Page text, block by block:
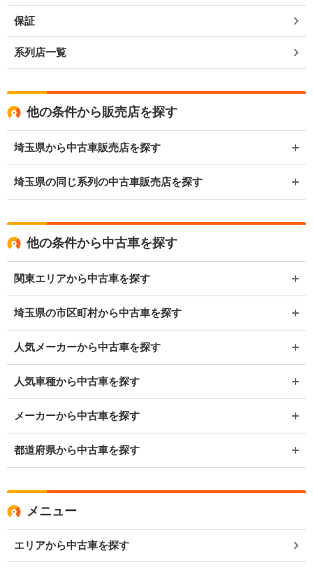
保証
系列店一覧
他の条件から販売店を探す
埼玉県から中古車販売店を探す
埼玉県の同じ系列の中古車販売店を探す
他の条件から中古車を探す
関東エリアから中古車を探す
埼玉県の市区町村から中古車を探す
人気メーカーから中古車を探す
人気車種から中古車を探す
メーカーから中古車を探す
都道府県から中古車を探す
メニュー
エリアから中古車を探す